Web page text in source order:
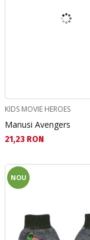
KIDS MOVIE HEROES
Manusi Avengers
Текуща цена:
21,23 RON
NOU